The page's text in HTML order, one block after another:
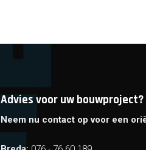
Advies voor uw bouwproject?
Neem nu contact op voor een